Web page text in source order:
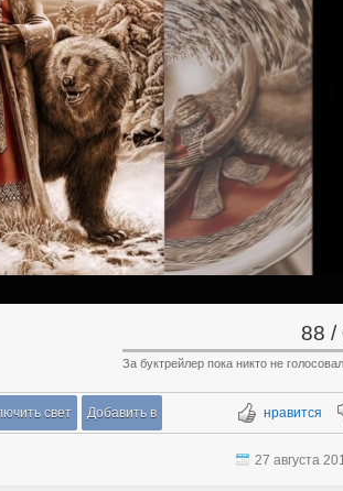
88 /
За буктрейлер пока никто не
нравится
свет Добавить в
27 августа